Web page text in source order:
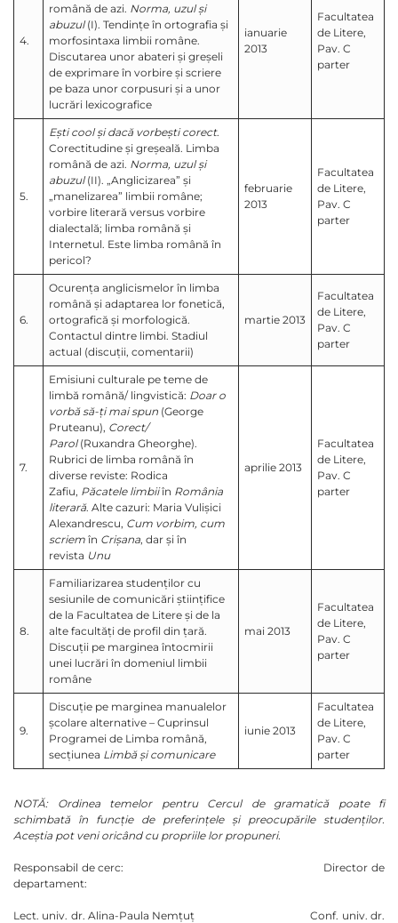
4.
română de azi. Norma, uzul şi
abuzul(I). Tendinţe în ortografia şi
morfosintaxa limbii române.
Discutarea unor abateri şi greşeli
de exprimare în vorbire şi scriere
pe baza unor corpusuri şi a unor
lucrări lexicografice
ianuarie
2013
Facultatea
de Litere,
Pav. C
parter
5.
Eşti cool şi dacă vorbeşti corect.
Corectitudine şi greşeală. Limba
română de azi. Norma, uzul şi
abuzul(II). „Anglicizarea” şi
„manelizarea” limbii române;
vorbire literară versus vorbire
dialectală; limba română şi
Internetul. Este limba română în
pericol?
februarie
2013
Facultatea
de Litere,
Pav. C
parter
6.
Ocurenţa anglicismelor în limba
română şi adaptarea lor fonetică,
ortografică şi morfologică.
Contactul dintre limbi. Stadiul
actual (discuţii, comentarii)
martie 2013
Facultatea
de Litere,
Pav. C
parter
7.
Emisiuni culturale pe teme de
limbă română/ lingvistică: Doar o
vorbă să-ţi mai spun (George
Pruteanu), Corect/
Parol(Ruxandra Gheorghe).
Rubrici de limba română în
diverse reviste: Rodica
Zafiu, Păcatele limbiiîn România
literară. Alte cazuri: Maria Vulişici
Alexandrescu, Cum vorbim, cum
scriem în Crişana, dar şi în
revista Unu
aprilie 2013
Facultatea
de Litere,
Pav. C
parter
8.
Familiarizarea studenţilor cu
sesiunile de comunicări ştiinţifice
de la Facultatea de Litere şi de la
alte facultăţi de profil din ţară.
Discuţii pe marginea întocmirii
unei lucrări în domeniul limbii
române
mai 2013
Facultatea
de Litere,
Pav. C
parter
9.
Discuţie pe marginea manualelor
şcolare alternative – Cuprinsul
Programei de Limba română,
secţiunea Limbă şi comunicare
iunie 2013
Facultatea
de Litere,
Pav. C
parter
NOTĂ: Ordinea temelor pentru Cercul de gramatică poate fi
schimbată în funcţie de preferinţele şi preocupările studenţilor.
Aceştia pot veni oricând cu propriile lor propuneri.
Responsabil de cerc: Director de
departament:
Lect. univ. dr. Alina-Paula Nemţuţ Conf. univ. dr.